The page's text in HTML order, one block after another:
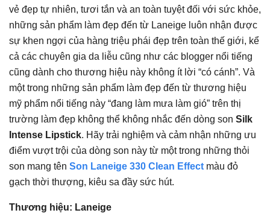
vẻ đẹp tự nhiên, tươi tắn và an toàn tuyệt đối với sức khỏe,
những sản phẩm làm đẹp đến từ Laneige luôn nhận được
sự khen ngợi của hàng triệu phái đẹp trên toàn thế giới, kể
cả các chuyên gia da liễu cũng như các blogger nổi tiếng
cũng dành cho thương hiệu này không ít lời “có cánh”. Và
một trong những sản phẩm làm đẹp đến từ thương hiệu
mỹ phẩm nổi tiếng này “đang làm mưa làm gió” trên thị
trường làm đẹp không thể không nhắc đến dòng son Silk
Intense Lipstick. Hãy trải nghiệm và cảm nhận những ưu
điểm vượt trội của dòng son này từ một trong những thỏi
son mang tên Son Laneige 330 Clean Effect màu đỏ
gạch thời thượng, kiêu sa đầy sức hút.
Thương hiệu: Laneige